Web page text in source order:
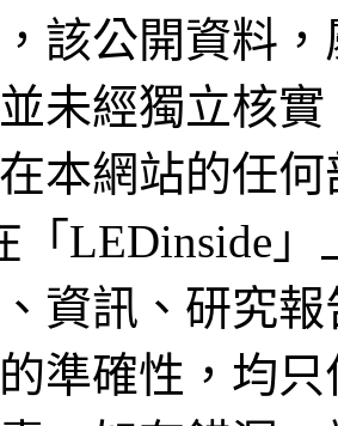
該公開資料
未經獨立核
本網站的任
「LEDinside
資訊、研究
準確性，均